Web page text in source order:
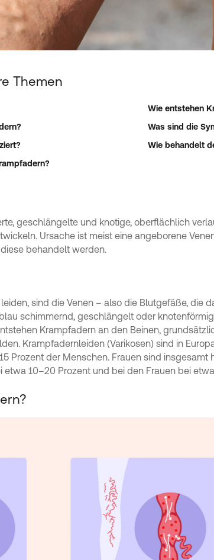
Themen
Wie entstehen
Was sind die
Wie behandelt
geschlängelte und knotige, oberflächlich
Ursache ist meist eine angeborene
behandelt werden.
sind die Venen – also die Blutgefäße, die
schimmernd, geschlängelt oder
Krampfadern an den Beinen,
Krampfadernleiden (Varikosen) sind in
Prozent der Menschen. Frauen sind
10–20 Prozent und bei den Frauen bei